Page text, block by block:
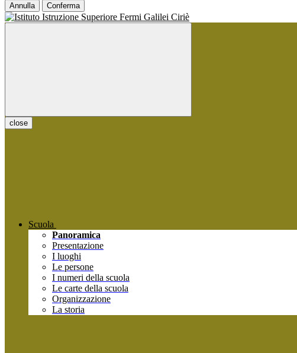
Annulla Conferma
close
Scuola
Panoramica
Presentazione
I luoghi
Le persone
I numeri della scuola
Le carte della scuola
Organizzazione
La storia